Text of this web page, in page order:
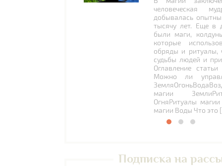
человеческая
добывалась
тысячу лет. Еще в
были маги,
которые
обряды и ритуалы,
судьбы людей и
Оглавление
Можно ли
магии
ОгняРитуалы
магии Воды Что это
Подписка на